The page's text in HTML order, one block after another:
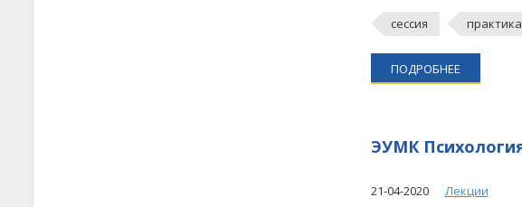
сессия практика
ПОДРОБНЕЕ
ЭУМК
21-04-2020
Лекции